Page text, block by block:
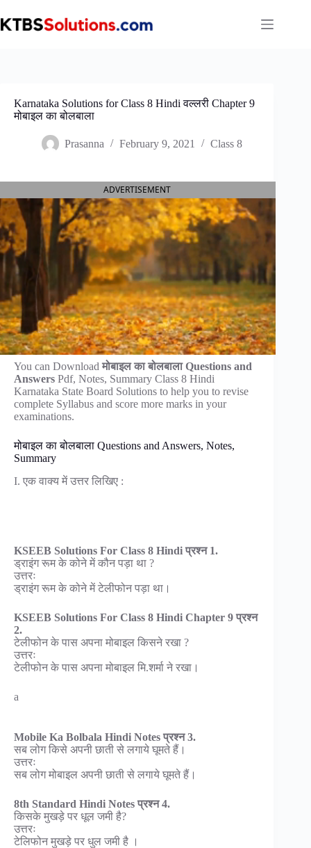
to
content
Karnataka Solutions for Class 8 Hindi वल्लरी Chapter 9
मोबाइल का बोलबाला
Prasanna February 9, 2021 Class 8
ADVERTISEMENT
You can Download मोबाइल का बोलबाला Questions and
Answers Pdf, Notes, Summary Class 8 Hindi
Karnataka State Board Solutions to help you to revise
complete Syllabus and score more marks in your
examinations.
मोबाइल का बोलबाला Questions and Answers, Notes,
Summary
I. एक वाक्य में उत्तर लिखिए :
KSEEB Solutions For Class 8 Hindi प्रश्न 1.
ड्राइंग रूम के कोने में कौन पड़ा था ?
उत्तरः
ड्राइंग रूम के कोने में टेलीफोन पड़ा था।
KSEEB Solutions For Class 8 Hindi Chapter 9 प्रश्न
2.
टेलीफोन के पास अपना मोबाइल किसने रखा ?
उत्तरः
टेलीफोन के पास अपना मोबाइल मि.शर्मा ने रखा।
a
Mobile Ka Bolbala Hindi Notes प्रश्न 3.
सब लोग किसे अपनी छाती से लगाये घूमते हैं।
उत्तरः
सब लोग मोबाइल अपनी छाती से लगाये घूमते हैं।
8th Standard Hindi Notes प्रश्न 4.
किसके मुखड़े पर धूल जमी है?
उत्तरः
टेलिफोन मुखड़े पर धुल जमी है ।